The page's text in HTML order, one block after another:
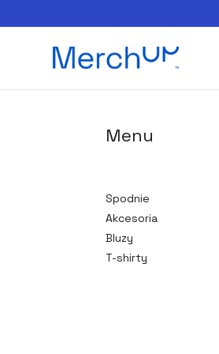
Menu
Spodnie
Akcesoria
Bluzy
T-shirty